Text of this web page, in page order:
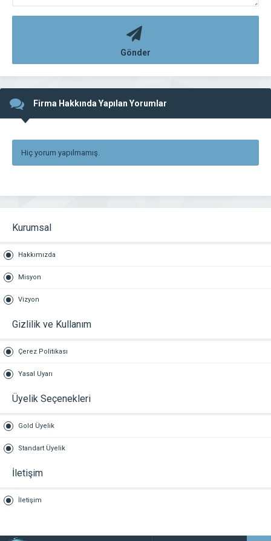
Gönder
Firma Hakkında Yapılan Yorumlar
Hiç yorum yapılmamış.
Kurumsal
Hakkımızda
Misyon
Vizyon
Gizlilik ve Kullanım
Çerez Politikası
Yasal Uyarı
Üyelik Seçenekleri
Gold Üyelik
Standart Üyelik
İletişim
İletişim